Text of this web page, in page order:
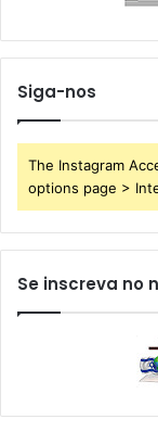
Siga-nos
The Instagram
options page >
Se inscreva no